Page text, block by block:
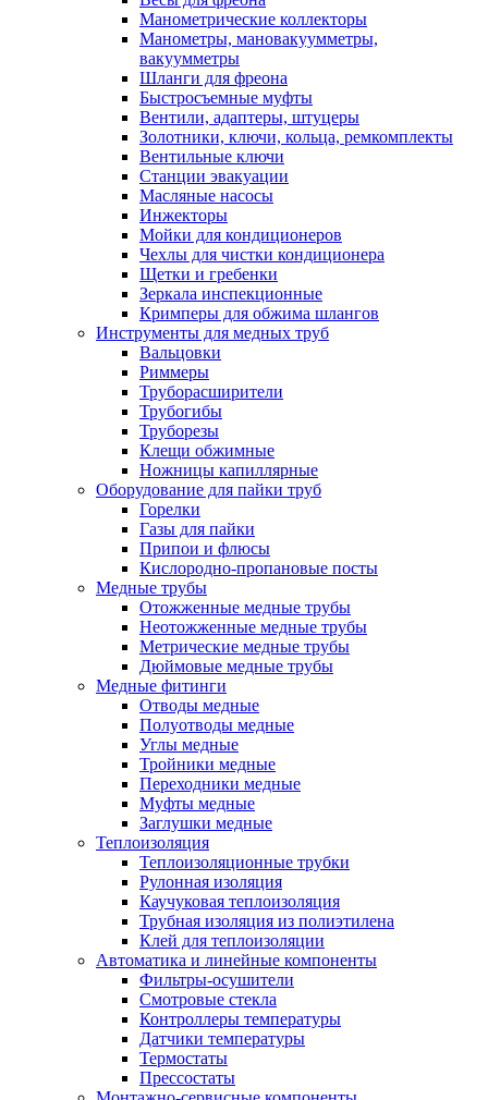
Манометрические коллекторы
Манометры, мановакуумметры,
вакуумметры
Шланги для фреона
Быстросъемные муфты
Вентили, адаптеры, штуцеры
Золотники, ключи, кольца, ремкомплекты
Вентильные ключи
Станции эвакуации
Масляные насосы
Инжекторы
Мойки для кондиционеров
Чехлы для чистки кондиционера
Щетки и гребенки
Зеркала инспекционные
Кримперы для обжима шлангов
Инструменты для медных труб
Вальцовки
Риммеры
Труборасширители
Трубогибы
Труборезы
Клещи обжимные
Ножницы капиллярные
Оборудование для пайки труб
Горелки
Газы для пайки
Припои и флюсы
Кислородно-пропановые посты
Медные трубы
Отожженные медные трубы
Неотожженные медные трубы
Метрические медные трубы
Дюймовые медные трубы
Медные фитинги
Отводы медные
Полуотводы медные
Углы медные
Тройники медные
Переходники медные
Муфты медные
Заглушки медные
Теплоизоляция
Теплоизоляционные трубки
Рулонная изоляция
Каучуковая теплоизоляция
Трубная изоляция из полиэтилена
Клей для теплоизоляции
Автоматика и линейные компоненты
Фильтры-осушители
Смотровые стекла
Контроллеры температуры
Датчики температуры
Термостаты
Прессостаты